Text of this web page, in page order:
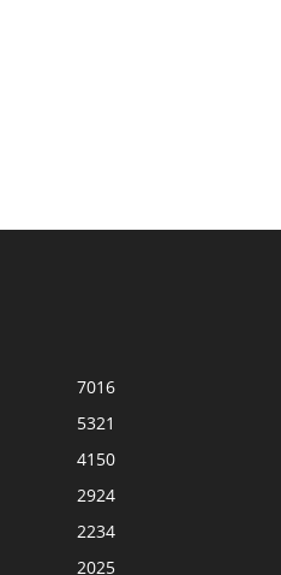
7016
5321
4150
2924
2234
2025